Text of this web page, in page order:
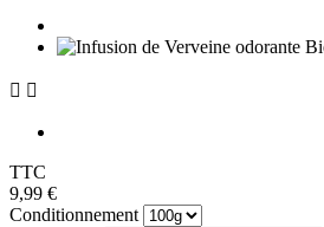
 
TTC
9,99 €
Conditionnement